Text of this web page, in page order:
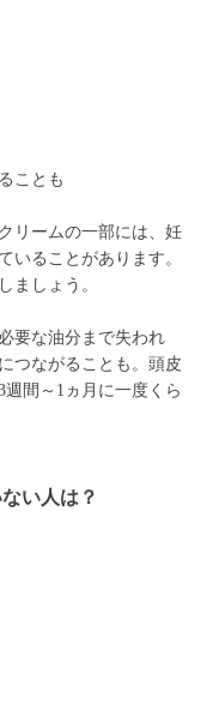
ことも
リームの一部には、妊
いることがあります。
ましょう。
要な油分まで失われ
つながることも。頭皮
間～1ヵ月に一度くら
い人は？